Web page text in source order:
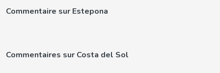
Commentaire sur Estepona
Commentaires sur Costa del Sol